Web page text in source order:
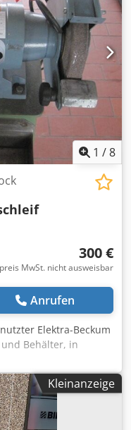
1 /8
300 €
MwSt. nicht ausweisbar
Anrufen
Elektra-Beckum
Behälter, in
Kein Versand
Bei Fragen stehen wir
Besichtigung und
Kleinanzeige